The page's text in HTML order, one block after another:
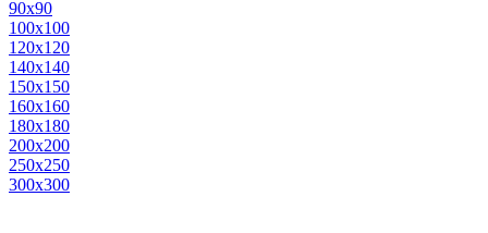
90х90
100х100
120х120
140х140
150х150
160х160
180х180
200х200
250х250
300х300